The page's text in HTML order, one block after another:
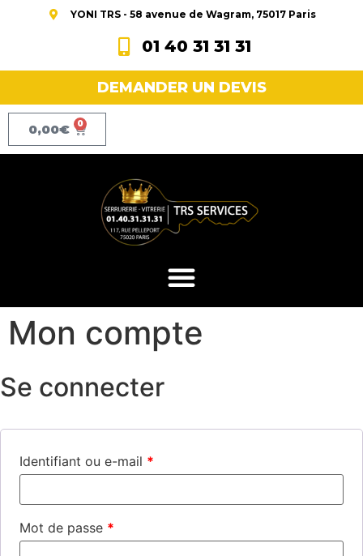
YONI TRS - 58 avenue de Wagram, 75017 Paris
01 40 31 31 31
DEMANDER UN DEVIS
0,00€ 0
Mon compte
Se connecter
Identifiant ou e-mail *
Mot de passe *